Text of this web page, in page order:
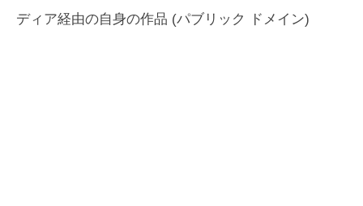
ディア経由の自身の作品 (パブリック ドメイン)